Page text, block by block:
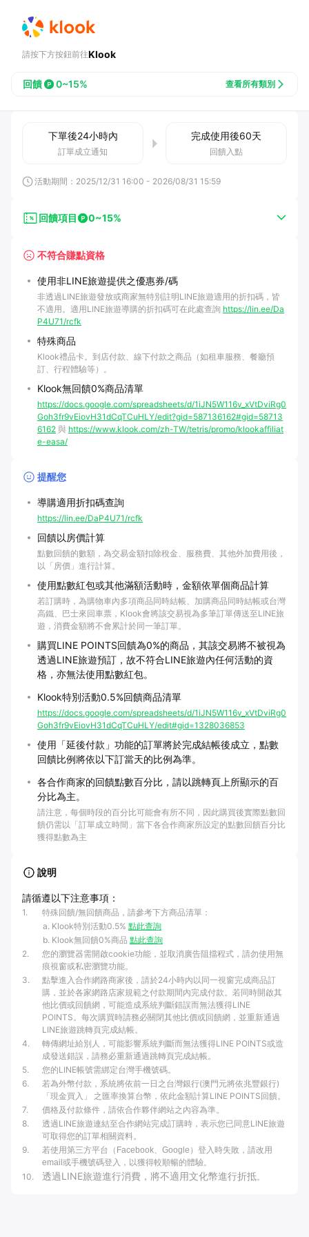
請按下方按鈕前往Klook
回饋 0~15% 查看所有類別
下單後24小時內
訂單成立通知
完成使用後60天
回饋入點
活動期間： 2025/12/31 16:00 - 2026/08/31 15:59
回饋項目 0~15%
不符合賺點資格
使用非LINE旅遊提供之優惠券/碼
非透過LINE旅遊發放或商家無特別註明LINE旅遊適用的折扣碼，皆
不適用。適用LINE旅遊導購的折扣碼可在此處查詢 https://lin.ee/Da
P4U71/rcfk
特殊商品
Klook禮品卡。到店付款、線下付款之商品（如租車服務、餐廳預
訂、行程體驗等）。
Klook無回饋0%商品清單
https://docs.google.com/spreadsheets/d/1iJN5W116v_xVtDviRg0
Goh3fr9vEiovH31dCqTCuHLY/edit?gid=587136162#gid=58713
6162 與 https://www.klook.com/zh-TW/tetris/promo/klookaffiliat
e-easa/
提醒您
導購適用折扣碼查詢
https://lin.ee/DaP4U71/rcfk
回饋以房價計算
點數回饋的數額，為交易金額扣除稅金、服務費、其他外加費用後，
以「房價」進行計算。
使用點數紅包或其他滿額活動時，金額依單個商品計算
若訂購時，為購物車內多項商品同時結帳、加購商品同時結帳或台灣
高鐵、巴士來回車票，Klook會將該交易視為多筆訂單傳送至LINE旅
遊，消費金額將不會累計於同一筆訂單。
購買LINE POINTS回饋為0%的商品，其該交易將不被視為
透過LINE旅遊預訂，故不符合LINE旅遊內任何活動的資
格，亦無法使用點數紅包。
Klook特別活動0.5%回饋商品清單
https://docs.google.com/spreadsheets/d/1iJN5W116v_xVtDviRg0
Goh3fr9vEiovH31dCqTCuHLY/edit#gid=1328036853
使用「延後付款」功能的訂單將於完成結帳後成立，點數
回饋比例將依以下訂當天的比例為準。
各合作商家的回饋點數百分比，請以跳轉頁上所顯示的百
分比為主。
請注意，每個時段的百分比可能會有所不同，因此購買後實際點數回
饋仍需以「訂單成立時間」當下各合作商家所設定的點數回饋百分比
獲得點數為主
說明
請循遵以下注意事項：
1.
特殊回饋/無回饋商品，請參考下方商品清單：
Klook特別活動0.5% 點此查詢
Klook無回饋0%商品 點此查詢
2.
您的瀏覽器需開啟cookie功能，並取消廣告阻擋程式，請勿使用無
痕視窗或私密瀏覽功能。
3.
點擊進入合作網路商家後，請於24小時內以同一視窗完成商品訂
購，並於各家網路店家規範之付款期間內完成付款。若同時開啟其
他比價或回饋網，可能造成系統判斷錯誤而無法獲得LINE
POINTS。每次購買時請務必關閉其他比價或回饋網，並重新通過
LINE旅遊跳轉頁完成結帳。
4.
轉傳網址給別人，可能影響系統判斷而無法獲得LINE POINTS或造
成發送錯誤，請務必重新通過跳轉頁完成結帳。
5.
您的LINE帳號需綁定台灣手機號碼。
6.
若為外幣付款，系統將依前一日之台灣銀行(澳門元將依兆豐銀行)
「現金買入」 之匯率換算台幣，依此金額計算LINE POINTS回饋。
7.
價格及付款條件，請依合作夥伴網站之內容為準。
8.
透過LINE旅遊連結至合作網站完成訂購時，表示您已同意LINE旅遊
可取得您的訂單相關資料。
9.
若使用第三方平台（Facebook、Google）登入時失敗，請改用
email或手機號碼登入，以獲得較順暢的體驗。
10. 透過LINE旅遊進行消費，將不適用文化幣進行折抵。